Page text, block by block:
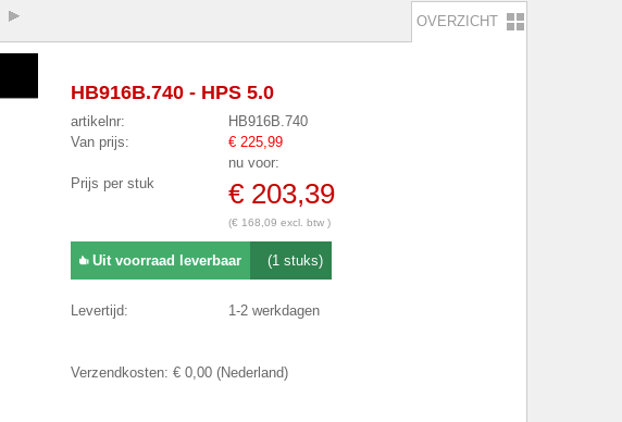
OVERZICHT
HB916B.740 - HPS 5.0
artikelnr:
HB916B.740
Van prijs:
€ 225,99
nu voor:
Prijs per stuk
€ 203,39
(€ 168,09 excl. btw )
Uit voorraad leverbaar (1 stuks)
Levertijd: 1-2 werkdagen
Verzendkosten: € 0,00 (Nederland)